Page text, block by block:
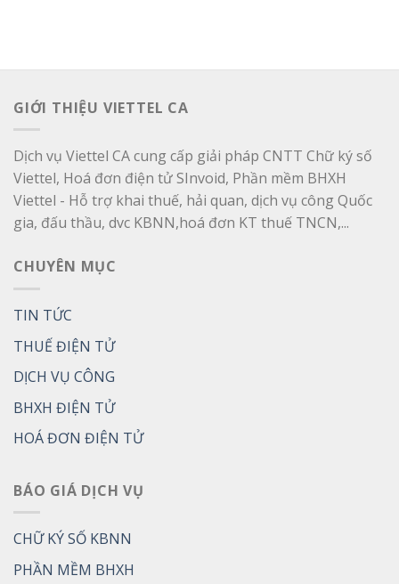
GIỚI THIỆU VIETTEL CA
Dịch vụ Viettel CA cung cấp giải pháp CNTT Chữ ký số
Viettel, Hoá đơn điện tử SInvoid, Phần mềm BHXH
Viettel - Hỗ trợ khai thuế, hải quan, dịch vụ công Quốc
gia, đấu thầu, dvc KBNN,hoá đơn KT thuế TNCN,...
CHUYÊN MỤC
TIN TỨC
THUẾ ĐIỆN TỬ
DỊCH VỤ CÔNG
BHXH ĐIỆN TỬ
HOÁ ĐƠN ĐIỆN TỬ
BÁO GIÁ DỊCH VỤ
CHỮ KÝ SỐ KBNN
PHẦN MỀM BHXH